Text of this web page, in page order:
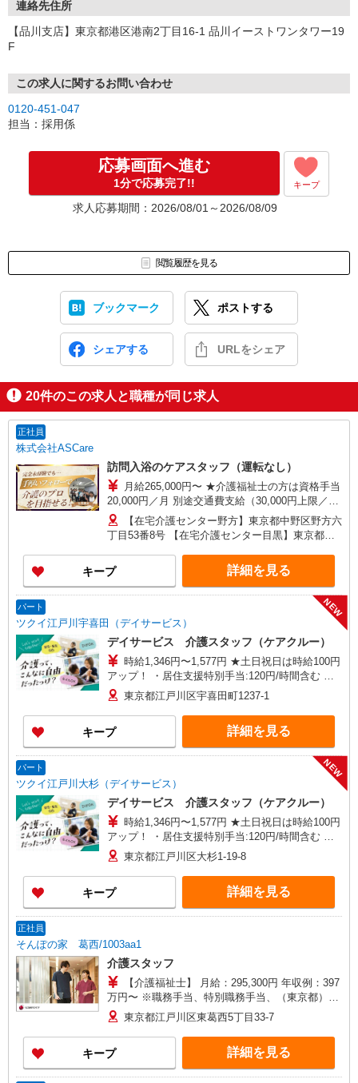
連絡先住所
【品川支店】東京都港区港南2丁目16-1 品川イーストワンタワー19
F
この求人に関するお問い合わせ
0120-451-047
担当：採用係
応募画面へ進む
1分で応募完了!! キープ
求人応募期間：2026/08/01～2026/08/09
閲覧履歴を見る
ブックマーク ポストする
シェアする URLをシェア
20件のこの求人と職種が同じ求人
正社員
株式会社ASCare
訪問入浴のケアスタッフ（運転なし）
月給265,000円〜 ★介護福祉士の方は資格手当
20,000円／月 別途交通費支給（30,000円上限／
月） 別途残業手当（月平均残業時間15時間）残業
代全額支給
【在宅介護センター野方】東京都中野区野方六
丁目53番8号 【在宅介護センター目黒】東京都目
【在宅介護センター小岩】東京都江戸川区西小岩
四丁目14-6 メゾン司1階1F号室 【在宅介護セン
ター西東京】東京都西東京市西原町一丁目4-6 サ
ンハイツ101号室 【在宅介護センター石神井】東
京都練馬区石神井町三丁目18-4 ユービル102号
【在宅介護センター大田】東京都大田区蒲田二丁
目19-8
キープ 詳細を見る
パート
ツクイ江戸川宇喜田（デイサービス）
NEW
デイサービス 介護スタッフ（ケアクルー）
時給1,346円〜1,577円 ★土日祝日は時給100円
アップ！ ・居住支援特別手当:120円/時間含む ※
給与幅は資格・経験等による
東京都江戸川区宇喜田町1237-1
キープ 詳細を見る
パート
ツクイ江戸川大杉（デイサービス）
NEW
デイサービス 介護スタッフ（ケアクルー）
時給1,346円〜1,577円 ★土日祝日は時給100円
アップ！ ・居住支援特別手当:120円/時間含む ※
給与幅は資格・経験等による
東京都江戸川区大杉1-19-8
キープ 詳細を見る
正社員
そんぽの家 葛西/1003aa1
介護スタッフ
【介護福祉士】 月給：295,300円 年収例：397
万円〜 ※職務手当、特別職務手当、（東京都）居
住支援特別手当、働きがい向上手当、日祝手当
（月平均2回分）、夜勤手当（月平均5回分）等、
毎月平均的に支払われる手当を含みます。 ※居住
支援特別手当は勤続5年目までの方はさらに1万円
支給（再入社は除く） ◎賞与：基本給2.08ヶ月分/
東京都江戸川区東葛西5丁目33-7
キープ 詳細を見る